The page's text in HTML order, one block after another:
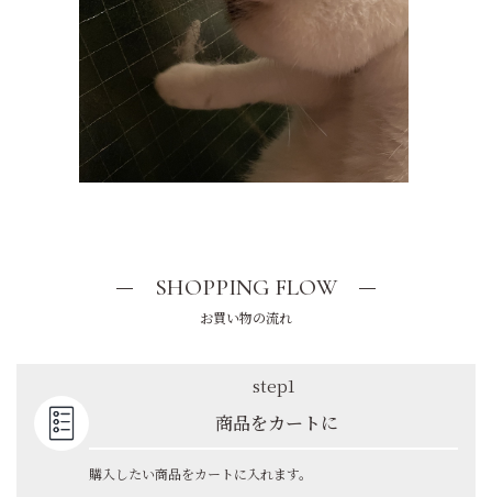
SHOPPING FLOW
お買い物の流れ
step1
商品をカートに
購入したい商品をカートに入れます。